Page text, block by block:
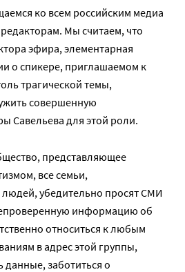
ко всем российским медиа
Мы считаем, что
эфира, элементарная
о спикере, приглашаемом к
трагической темы,
совершенную
Савельева для этой роли.
представляющее
все семьи,
убедительно просят СМИ
информацию об
относиться к любым
в адрес этой группы,
заботиться о